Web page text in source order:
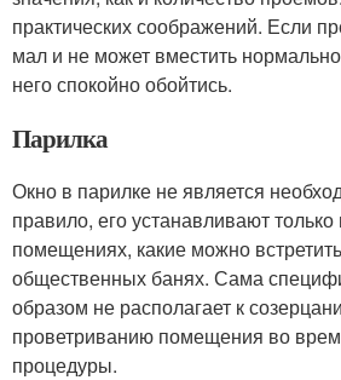
практических соображений. Если
мал и не может вместить
него спокойно обойтись.
Парилка
Окно в парилке не является
правило, его устанавливают
помещениях, какие можно
общественных банях. Сама
образом не располагает к
проветриванию помещения во
процедуры.